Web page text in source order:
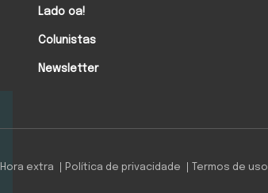
Lado oa!
Colunistas
Newsletter
Hora extra Política de privacidade Termos de uso